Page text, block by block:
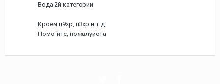
Вода 2й категории
Кроем ц9хр, ц3хр и т.д.
Помогите, пожалуйста